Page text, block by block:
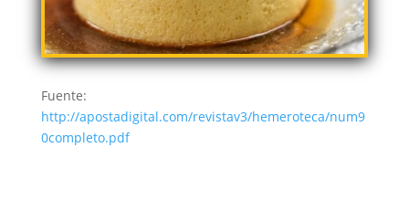
Fuente:
http://apostadigital.com/revistav3/hemeroteca/num9
0completo.pdf